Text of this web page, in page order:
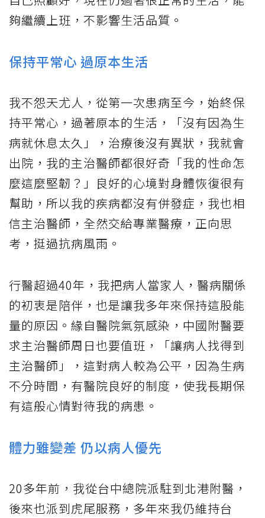
夠繼續上班，不影響生活品質。
保持平常心 過原本生活
我不怨天尤人，從第一次患病至今，始終保
持平常心，過著原本的生活，「沒有因為生
病就休息太久」，治療後沒有異狀，我就會
出院，我的主治醫師都很好奇「我的性命怎
麼這麼堅韌？」良好的心境對身體恢復很有
幫助，所以我的疾病都沒有併發症，我也相
信主治醫師，全然交給專業醫療，正向思
考，挺過抗病風雨。
行醫超過40年，我把病人當家人，醫病關係
的初衷是陪伴，也是讓我多年來保持這股能
量的原因。緣自醫院氣氛感染，中國附醫要
求主治醫師周日也要值班，「讓病人找得到
主治醫師」，這對病人較為公平，因為生病
不分時間，有醫院良好的制度，使我長期保
有這般心情對待我的病患。
體力雖變差 仍以病人優先
20多年前，我從台中總院派駐到北港附醫，
後來也派到虎尾服務，多年來我仍維持台